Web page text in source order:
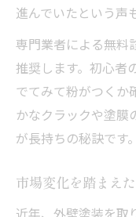
進んでいたという声
専門業者による無料
推奨します。初心者
でてみて粉がつくか
かなクラックや塗膜
が長持ちの秘訣です。
市場変化を踏まえ
近年、外壁塗装を取